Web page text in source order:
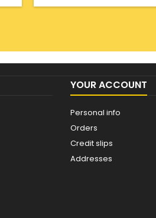
YOUR ACCOUNT
Personal info
Orders
Credit slips
Addresses